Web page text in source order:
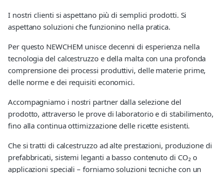
I nostri clienti si aspettano più di semplici prodotti. Si
aspettano soluzioni che funzionino nella pratica.
Per questo NEWCHEM unisce decenni di esperienza nella
tecnologia del calcestruzzo e della malta con una profonda
comprensione dei processi produttivi, delle materie prime,
delle norme e dei requisiti economici.
Accompagniamo i nostri partner dalla selezione del
prodotto, attraverso le prove di laboratorio e di stabilimento,
fino alla continua ottimizzazione delle ricette esistenti.
Che si tratti di calcestruzzo ad alte prestazioni, produzione di
prefabbricati, sistemi leganti a basso contenuto di CO₂ o
applicazioni speciali – forniamo soluzioni tecniche con un